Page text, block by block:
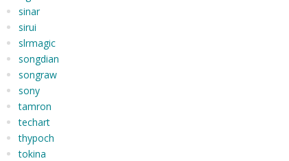
sinar
sirui
slrmagic
songdian
songraw
sony
tamron
techart
thypoch
tokina